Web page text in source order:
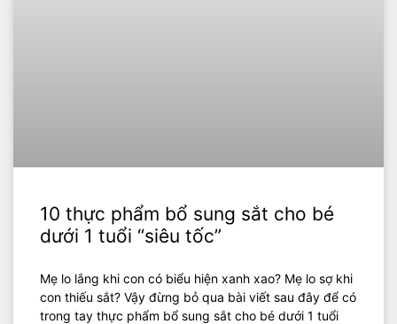
10 thực phẩm bổ sung sắt cho bé
dưới 1 tuổi “siêu tốc”
Mẹ lo lắng khi con có biểu hiện xanh xao? Mẹ lo sợ khi
con thiếu sắt? Vậy đừng bỏ qua bài viết sau đây để có
trong tay thực phẩm bổ sung sắt cho bé dưới 1 tuổi